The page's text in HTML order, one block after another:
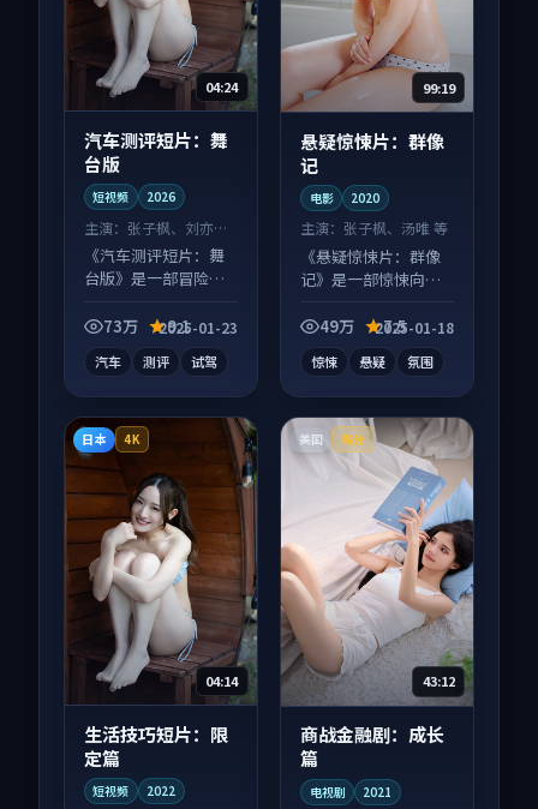
04:24
汽车测评短片：舞
台版
短视频 2026
主演： 张子枫、刘亦菲
等
《汽车测评短片：舞
台版》是一部冒险向
论度高，适合配弹幕
73万 9.1
2025-01-23
汽车 测评 试驾
99:19
悬疑惊悚片：群像
记
电影 2020
主演： 张子枫、汤唯 等
《悬疑惊悚片：群像
记》是一部惊悚向电
行，细节值得二刷回
49万 7.5
2025-01-18
惊悚 悬疑 氛围
日本 4K
04:14
生活技巧短片：限
定篇
短视频 2022
美国 高分
43:12
商战金融剧：成长
篇
电视剧 2021